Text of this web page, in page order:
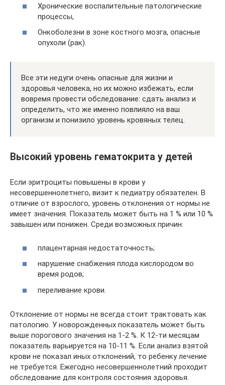
Хронические воспалительные патологические
процессы,
Онкоболезни в зоне костного мозга, опасные
опухоли (рак).
Все эти недуги очень опасные для жизни и
здоровья человека, но их можно избежать, если
вовремя провести обследование: сдать анализ и
определить, что же именно повлияло на ваш
организм и понизило уровень кровяных телец.
Высокий уровень гематокрита у детей
Если эритроциты повышены в крови у
несовершеннолетнего, визит к педиатру обязателен. В
отличие от взрослого, уровень отклонения от нормы не
имеет значения. Показатель может быть на 1 % или 10 %
завышен или понижен. Среди возможных причин:
плацентарная недостаточность;
нарушение снабжения плода кислородом во
время родов;
переливание крови.
Отклонение от нормы не всегда стоит трактовать как
патологию. У новорожденных показатель может быть
выше порогового значения на 1-2 %. К 12-ти месяцам
показатель варьируется на 10-11 %. Если анализ взятой
крови не показал иных отклонений, то ребенку лечение
не требуется. Ежегодно несовершеннолетний проходит
обследование для контроля состояния здоровья.